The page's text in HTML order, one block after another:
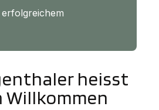
heisst
Willkommen